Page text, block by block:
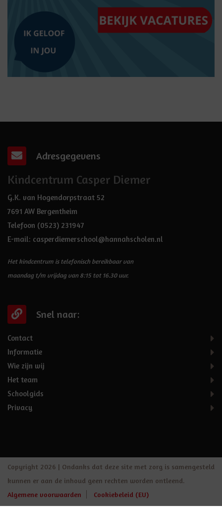
Adresgegevens
Kindcentrum Casper Diemer
G.K. van Hogendorpstraat 52
7691 AW Bergentheim
Telefoon (0523) 231947
E-mail: casperdiemerschool@hannahscholen.nl
Het kindcentrum is telefonisch bereikbaar van
maandag t/m vrijdag van 8:15 tot 16.30 uur.
Snel naar:
Contact
Informatie
Wie zijn wij
Het team
Schoolgids
Privacy
Copyright 2026 | Ondanks dat deze site met zorg is samengesteld
kunnen er aan de inhoud geen rechten worden ontleend.
Algemene voorwaarden
Cookiebeleid (EU)